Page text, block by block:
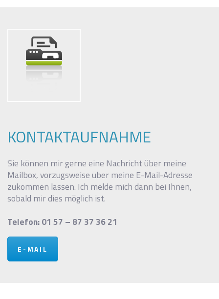
KONTAKTAUFNAHME
Sie können mir gerne eine Nachricht über meine
Mailbox, vorzugsweise über meine E-Mail-Adresse
zukommen lassen. Ich melde mich dann bei Ihnen,
sobald mir dies möglich ist.
Telefon: 01 57 – 87 37 36 21
E-MAIL